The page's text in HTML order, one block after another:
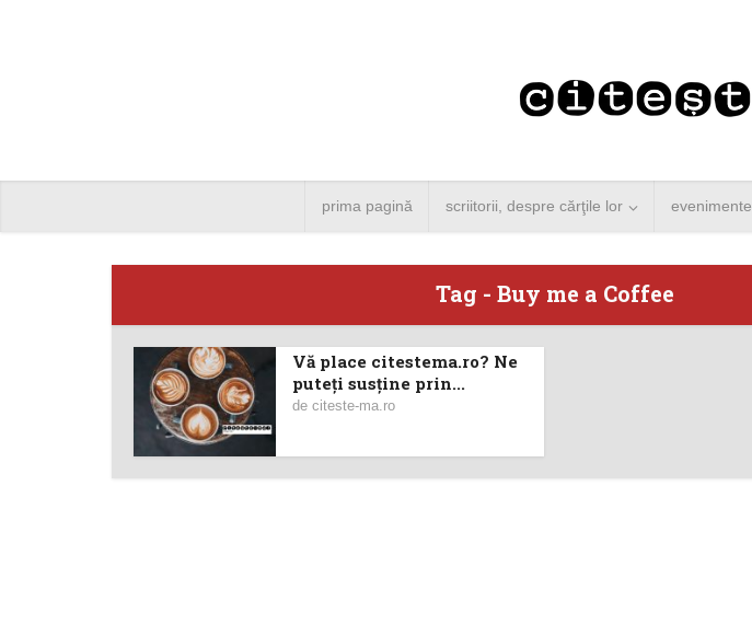
prima pagină scriitorii, despre cărţile lor evenimente
Tag - Buy me a Coffee
Vă place citestema.ro? Ne
puteţi susţine prin...
de citeste-ma.ro
Angela Merkel vine la